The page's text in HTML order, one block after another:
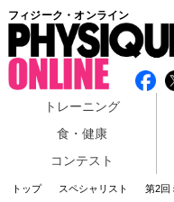
フィジーク・オンライン
トレーニング
食・健康
コンテスト
トップ スペシャリスト 第2回